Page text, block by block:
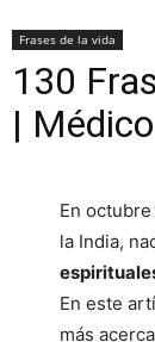
Frases de la vida
130
|
En
la India,
En este
más